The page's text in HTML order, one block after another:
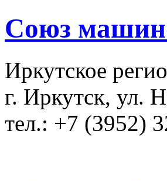
Союз
Иркутское
г. Иркутск, ул.
тел.: +7 (3952)